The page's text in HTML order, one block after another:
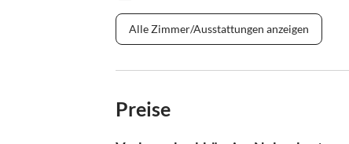
Alle Zimmer/Ausstattungen anzeigen
Preise